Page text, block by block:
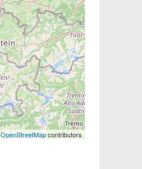
OpenStreetMapcontributors